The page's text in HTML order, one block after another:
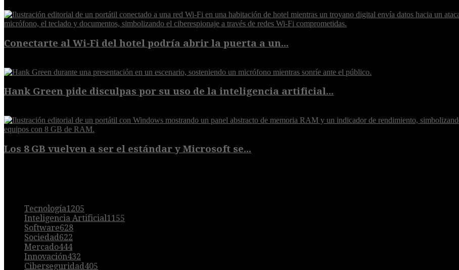
Conectarte al Wi-Fi del hotel podría abrir la puerta a un...
Hank Green pide disculpas por su uso de la inteligencia artificial...
Los 8 GB vuelven a ser el estándar y Microsoft se...
Tecnología1205
Inteligencia Artificial1155
Software628
Sociedad622
Mercado444
Innovación432
Ciberseguridad405